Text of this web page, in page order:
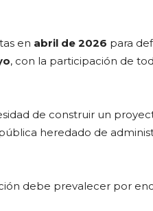
en abril de 2026 para
, con la participación de
de construir un
heredado de
debe prevalecer por